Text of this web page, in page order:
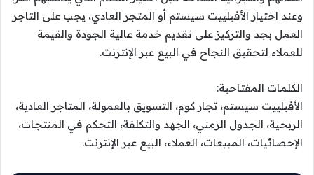
وعند اختيار الأفيلييت سيستم أو المتجر العادي، يجب على التاجر
العمل بجد والتركيز على تقديم خدمة عالية الجودة والقيمة
للعملاء لتحقيق النجاح في البيع عبر الإنترنت.
الكلمات المفتاحية:
الأفيلييت سيستم، تجار كوم، التسويق بالعمولة، المتاجر العادية،
الربحية، الجدول الزمني، الجهد والتكلفة، التحكم في المنتجات،
الإحصائيات، المبيعات، العملاء، البيع عبر الإنترنت.